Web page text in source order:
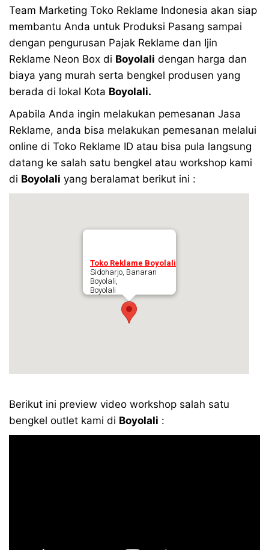
Team Marketing Toko Reklame Indonesia akan siap
membantu Anda untuk Produksi Pasang sampai
dengan pengurusan Pajak Reklame dan Ijin
Reklame Neon Box di Boyolali dengan harga dan
biaya yang murah serta bengkel produsen yang
berada di lokal Kota Boyolali.
Apabila Anda ingin melakukan pemesanan Jasa
Reklame, anda bisa melakukan pemesanan melalui
online di Toko Reklame ID atau bisa pula langsung
datang ke salah satu bengkel atau workshop kami
di Boyolali yang beralamat berikut ini :
Toko Reklame Boyolali
Sidoharjo, Banaran
Boyolali,
Boyolali
Berikut ini preview video workshop salah satu
bengkel outlet kami di Boyolali :